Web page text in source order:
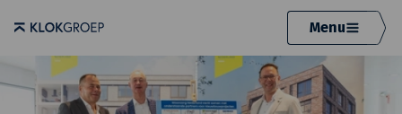
Menu